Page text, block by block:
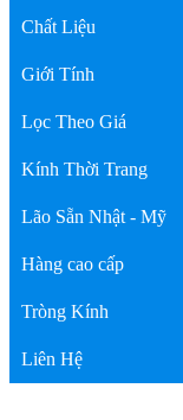
Chất Liệu
Giới Tính
Lọc Theo Giá
Kính Thời Trang
Lão Sẵn Nhật - Mỹ
Hàng cao cấp
Tròng Kính
Liên Hệ